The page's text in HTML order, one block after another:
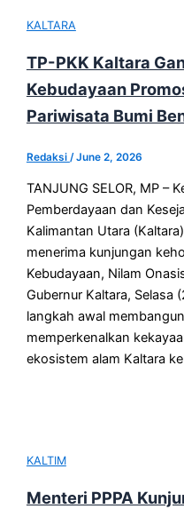
KALTARA
TP-PKK Kaltara
Kebudayaan
Pariwisata Bumi
Redaksi /June 2, 2026
TANJUNG SELOR, MP –
Pemberdayaan dan
Kalimantan Utara
menerima kunjungan
Kebudayaan, Nilam
Gubernur Kaltara, Selasa
langkah awal
memperkenalkan
ekosistem alam Kaltara
KALTIM
Menteri PPPA